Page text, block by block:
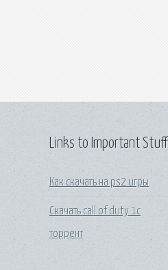
Links to Important Stuff
Как скачать на ps2 игры
Скачать call of duty 1c
торрент